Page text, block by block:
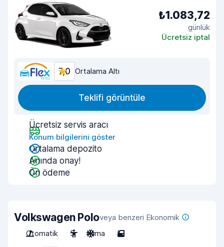
₺1.083,72
günlük
Ücretsiz iptal
7,0 Ortalama Altı
Teklifi görüntüle
Ücretsiz servis aracı
Konum bilgilerini göster
Ortalama depozito
Anında onay!
Ön ödeme
Volkswagen Poloveya benzeri Ekonomik
Otomatik
5 Klima 5